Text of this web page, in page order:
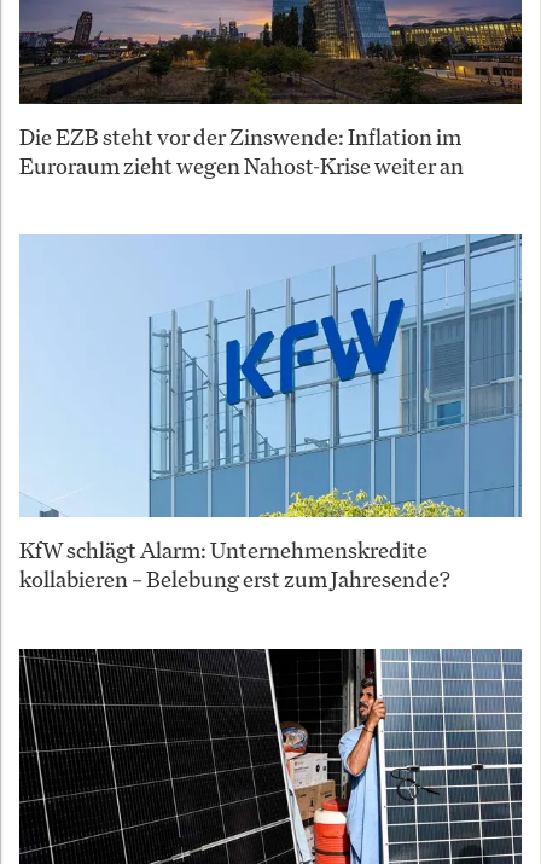
Die EZB steht vor der Zinswende: Inflation im
Euroraum zieht wegen Nahost-Krise weiter an
KfW schlägt Alarm: Unternehmenskredite
kollabieren – Belebung erst zum Jahresende?